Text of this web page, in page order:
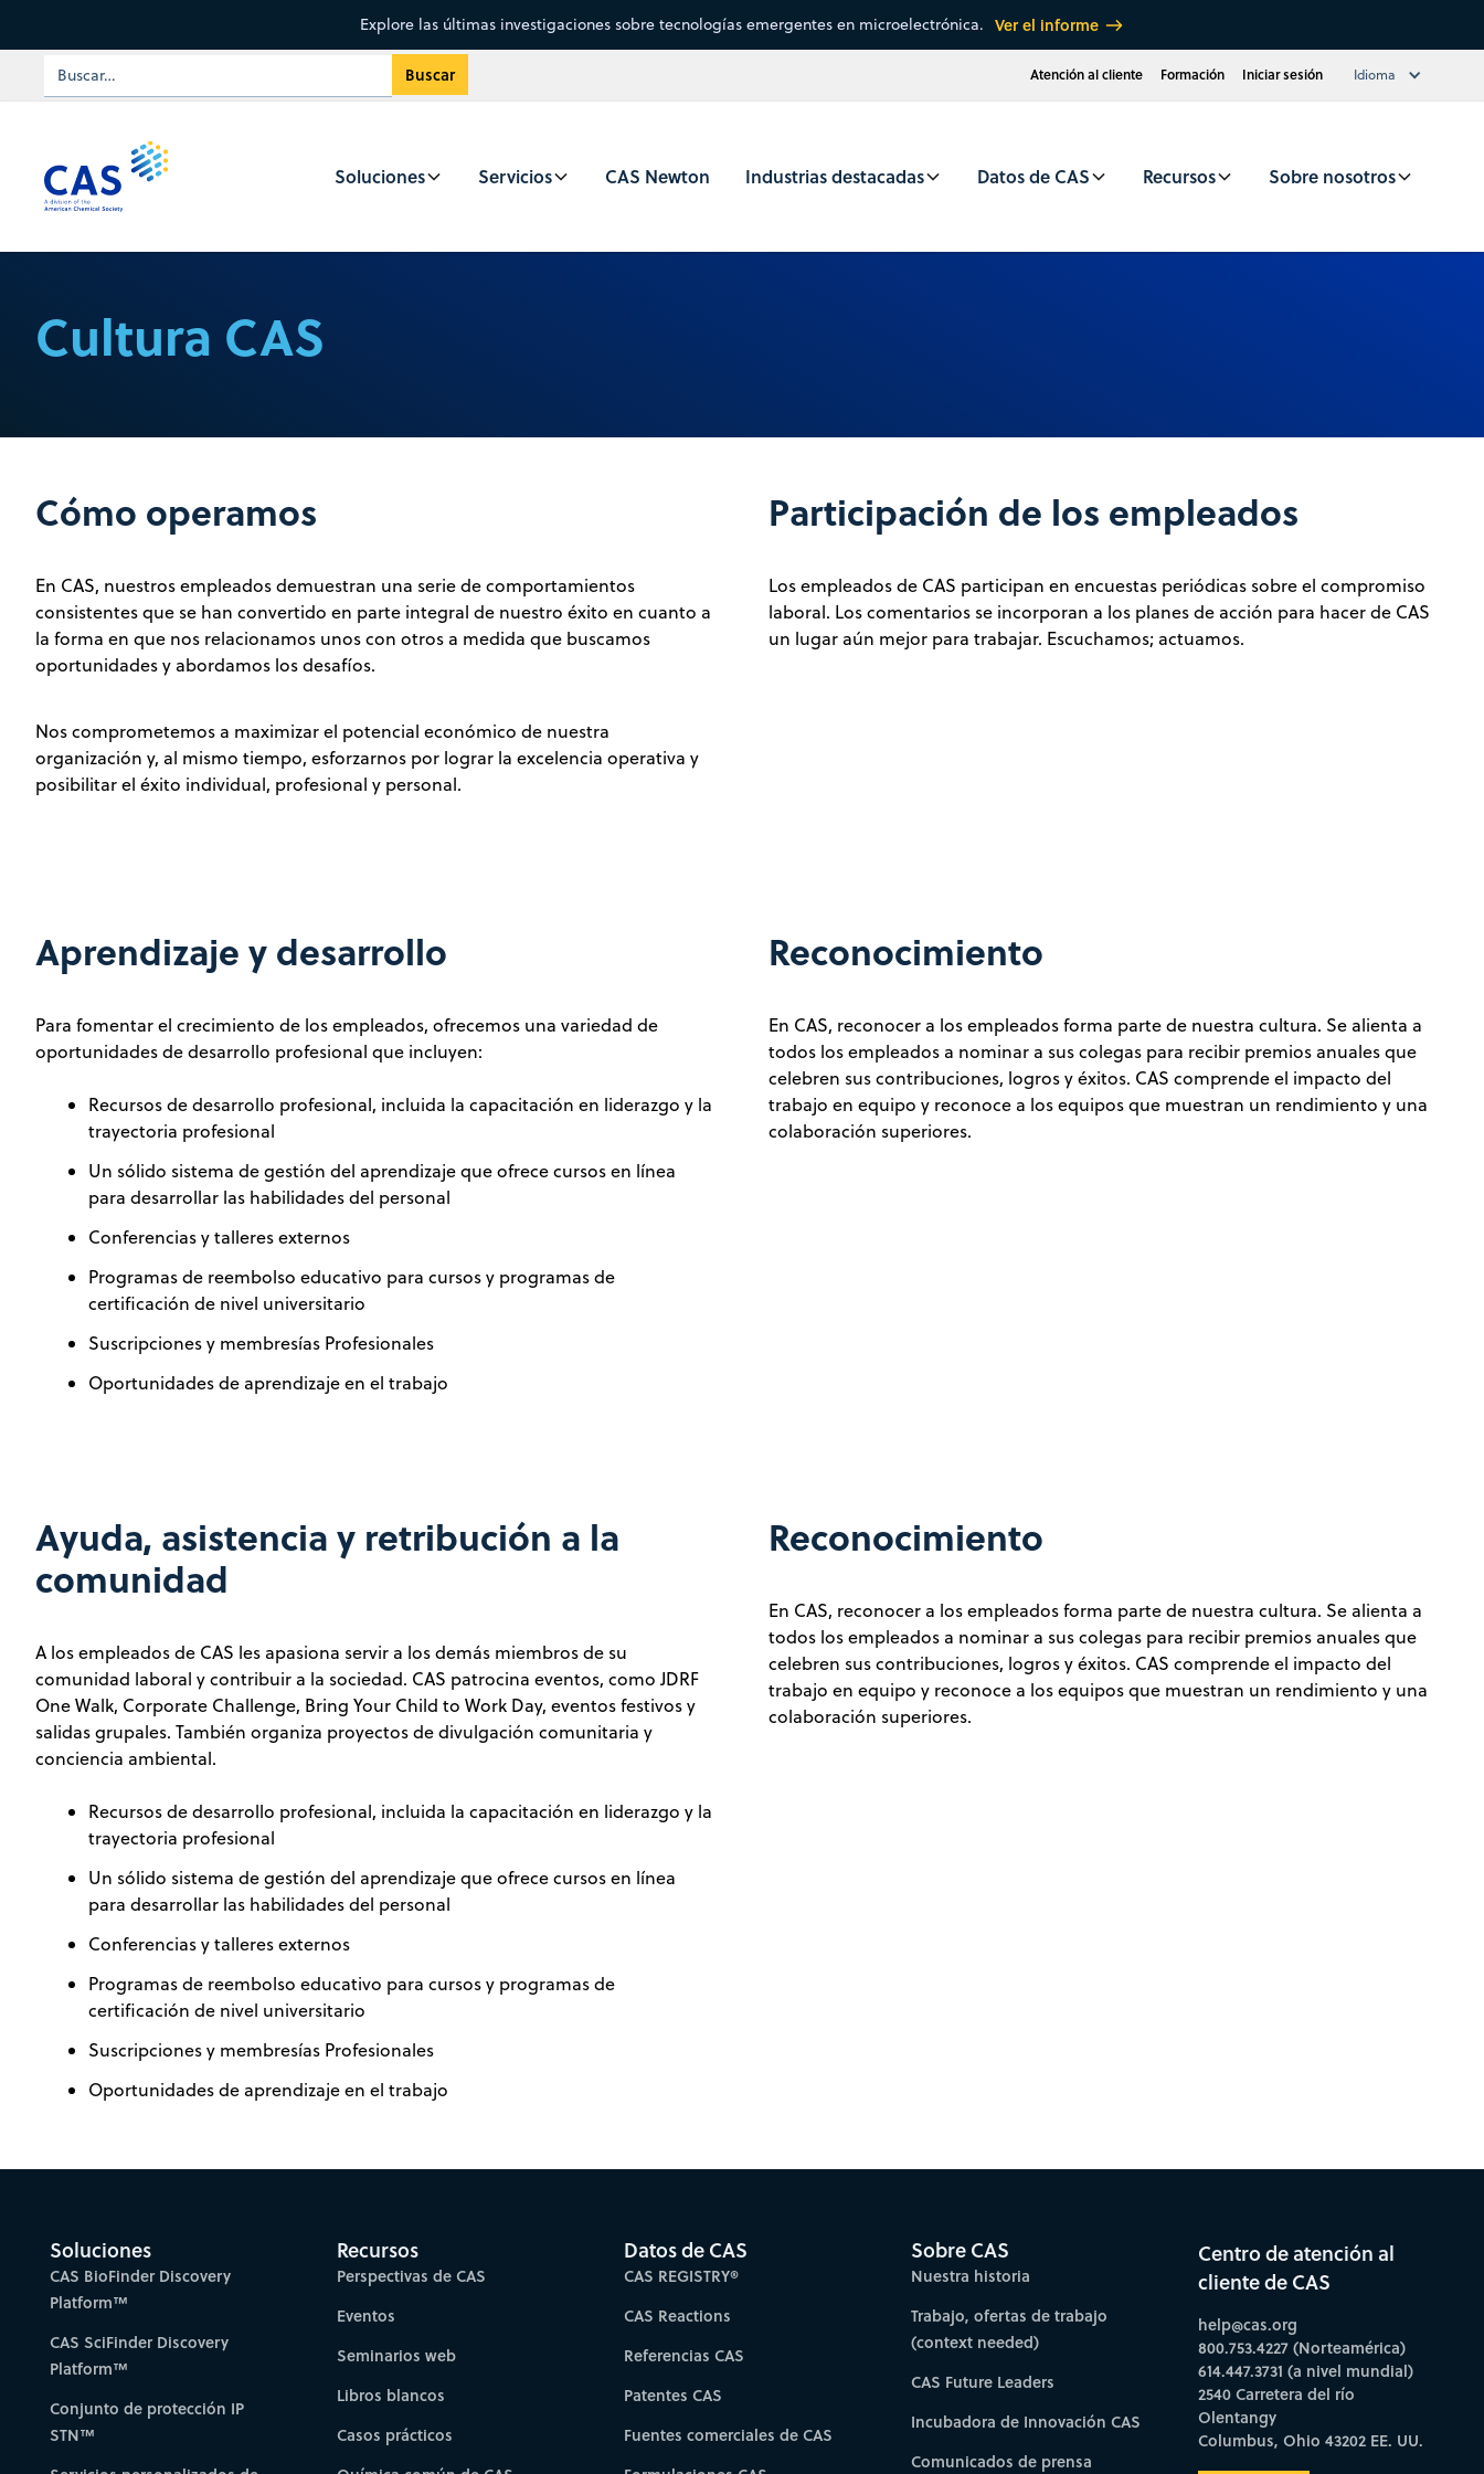
Explore las últimas investigaciones sobre tecnologías emergentes en microelectrónica. Ver el informe
Atención al cliente Formación Iniciar sesión Idioma
Soluciones Servicios CAS Newton Industrias destacadas Datos de CAS Recursos Sobre nosotros
Cultura CAS
Cómo operamos
En CAS, nuestros empleados demuestran una serie de comportamientos
consistentes que se han convertido en parte integral de nuestro éxito en cuanto a
la forma en que nos relacionamos unos con otros a medida que buscamos
oportunidades y abordamos los desafíos.
Nos comprometemos a maximizar el potencial económico de nuestra
organización y, al mismo tiempo, esforzarnos por lograr la excelencia operativa y
posibilitar el éxito individual, profesional y personal.
Participación de los empleados
Los empleados de CAS participan en encuestas periódicas sobre el compromiso
laboral. Los comentarios se incorporan a los planes de acción para hacer de CAS
un lugar aún mejor para trabajar. Escuchamos; actuamos.
Aprendizaje y desarrollo
Para fomentar el crecimiento de los empleados, ofrecemos una variedad de
oportunidades de desarrollo profesional que incluyen:
Recursos de desarrollo profesional, incluida la capacitación en liderazgo y la
trayectoria profesional
Un sólido sistema de gestión del aprendizaje que ofrece cursos en línea
para desarrollar las habilidades del personal
Conferencias y talleres externos
Programas de reembolso educativo para cursos y programas de
certificación de nivel universitario
Suscripciones y membresías Profesionales
Oportunidades de aprendizaje en el trabajo
Reconocimiento
En CAS, reconocer a los empleados forma parte de nuestra cultura. Se alienta a
todos los empleados a nominar a sus colegas para recibir premios anuales que
celebren sus contribuciones, logros y éxitos. CAS comprende el impacto del
trabajo en equipo y reconoce a los equipos que muestran un rendimiento y una
colaboración superiores.
Ayuda, asistencia y retribución a la
comunidad
A los empleados de CAS les apasiona servir a los demás miembros de su
comunidad laboral y contribuir a la sociedad. CAS patrocina eventos, como JDRF
One Walk, Corporate Challenge, Bring Your Child to Work Day, eventos festivos y
salidas grupales. También organiza proyectos de divulgación comunitaria y
conciencia ambiental.
Recursos de desarrollo profesional, incluida la capacitación en liderazgo y la
trayectoria profesional
Un sólido sistema de gestión del aprendizaje que ofrece cursos en línea
para desarrollar las habilidades del personal
Conferencias y talleres externos
Programas de reembolso educativo para cursos y programas de
certificación de nivel universitario
Suscripciones y membresías Profesionales
Oportunidades de aprendizaje en el trabajo
Reconocimiento
En CAS, reconocer a los empleados forma parte de nuestra cultura. Se alienta a
todos los empleados a nominar a sus colegas para recibir premios anuales que
celebren sus contribuciones, logros y éxitos. CAS comprende el impacto del
trabajo en equipo y reconoce a los equipos que muestran un rendimiento y una
colaboración superiores.
Soluciones
CAS BioFinder Discovery
Platform™
CAS SciFinder Discovery
Platform™
Conjunto de protección IP
STN™
Recursos
Perspectivas de CAS
Eventos
Seminarios web
Libros blancos
Casos prácticos
Datos de CAS
CAS REGISTRY®
CAS Reactions
Referencias CAS
Patentes CAS
Fuentes comerciales de CAS
Sobre CAS
Nuestra historia
Trabajo, ofertas de trabajo
(context needed)
CAS Future Leaders
Incubadora de Innovación CAS
Comunicados de prensa
Centro de atención al
cliente de CAS
help@cas.org
800.753.4227 (Norteamérica)
614.447.3731 (a nivel mundial)
2540 Carretera del río
Olentangy
Columbus, Ohio 43202 EE. UU.